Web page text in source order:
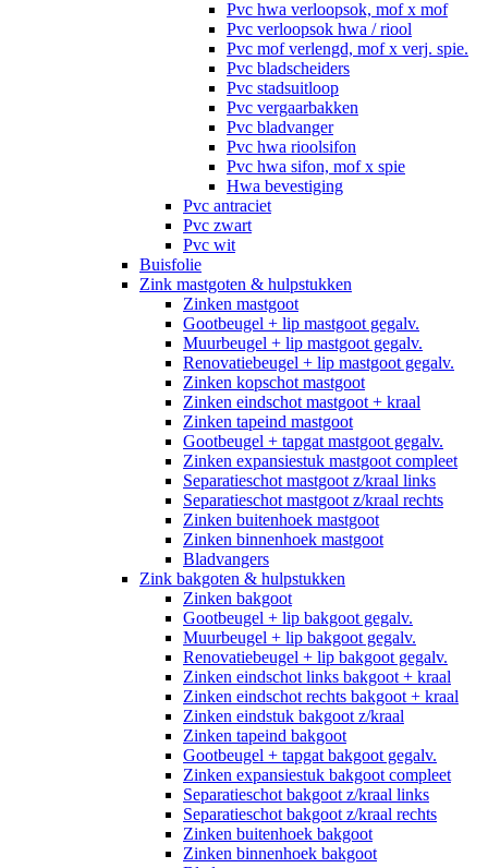
Pvc hwa verloopsok, mof x mof
Pvc verloopsok hwa / riool
Pvc mof verlengd, mof x verj. spie.
Pvc bladscheiders
Pvc stadsuitloop
Pvc vergaarbakken
Pvc bladvanger
Pvc hwa rioolsifon
Pvc hwa sifon, mof x spie
Hwa bevestiging
Pvc antraciet
Pvc zwart
Pvc wit
Buisfolie
Zink mastgoten & hulpstukken
Zinken mastgoot
Gootbeugel + lip mastgoot gegalv.
Muurbeugel + lip mastgoot gegalv.
Renovatiebeugel + lip mastgoot gegalv.
Zinken kopschot mastgoot
Zinken eindschot mastgoot + kraal
Zinken tapeind mastgoot
Gootbeugel + tapgat mastgoot gegalv.
Zinken expansiestuk mastgoot compleet
Separatieschot mastgoot z/kraal links
Separatieschot mastgoot z/kraal rechts
Zinken buitenhoek mastgoot
Zinken binnenhoek mastgoot
Bladvangers
Zink bakgoten & hulpstukken
Zinken bakgoot
Gootbeugel + lip bakgoot gegalv.
Muurbeugel + lip bakgoot gegalv.
Renovatiebeugel + lip bakgoot gegalv.
Zinken eindschot links bakgoot + kraal
Zinken eindschot rechts bakgoot + kraal
Zinken eindstuk bakgoot z/kraal
Zinken tapeind bakgoot
Gootbeugel + tapgat bakgoot gegalv.
Zinken expansiestuk bakgoot compleet
Separatieschot bakgoot z/kraal links
Separatieschot bakgoot z/kraal rechts
Zinken buitenhoek bakgoot
Zinken binnenhoek bakgoot